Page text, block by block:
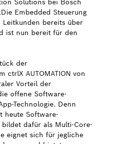
Solutions bei Bosch
Embedded Steuerung
bereits über
ist nun bereit für den
der
ctrlX AUTOMATION von
Vorteil der
offene Software-
Technologie. Denn
heute Software-
dafür als Multi-Core-
eignet sich für jegliche